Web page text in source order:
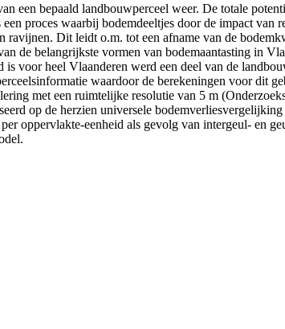
een bepaald landbouwperceel weer. De totale
proces waarbij bodemdeeltjes door de impact van
ravijnen. Dit leidt o.m. tot een afname van de
de belangrijkste vormen van bodemaantasting in
voor heel Vlaanderen werd een deel van de
waardoor de berekeningen voor dit
met een ruimtelijke resolutie van 5 m
op de herzien universele
oppervlakte-eenheid als gevolg van intergeul- en